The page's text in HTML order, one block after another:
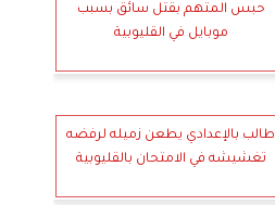
حبس المتهم بقتل سائق بسبب
موبايل في القليوبية
طالب بالإعدادي يطعن زميله لرفضه
تغشيشه في الامتحان بالقليوبية